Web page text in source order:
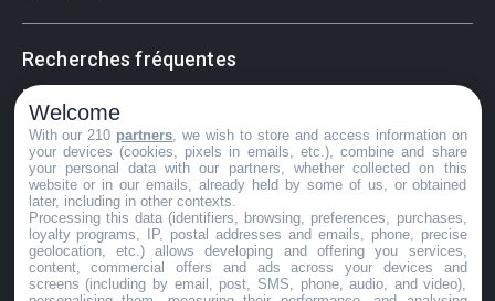
Recherches fréquentes
Pathologies adultes
Signes d'une urgence ophtalmologique
La vision
Acuité visuelle
Myosis / mydriase
Œdème oculaire
Welcome
With our 210 partners , we wish to store and access information on
your devices (cookies, pixels in emails, etc.), combine and share
your personal data with our partners, whether collected on this
website or in our emails, already held by some of us, or obtained
later, including in other contexts.
Processing this data (identifiers, browsing, preferences, purchases,
loyalty programs, IP, postal addresses and emails, phone, precise
geolocation, etc.) allows developing and offering you services,
content, commercial offers and ads across your devices and
screens (including by email, post, SMS, phone, audio, and video),